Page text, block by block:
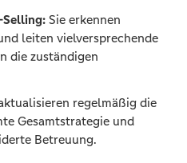
Selling:Sie erkennen
leiten vielversprechende
die zuständigen
regelmäßig die
Gesamtstrategie und
Betreuung.